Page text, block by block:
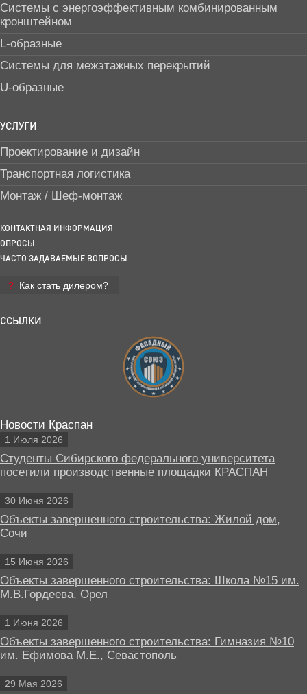
Системы с энергоэффективным комбинированным
кронштейном
L-образные
Системы для межэтажных перекрытий
U-образные
УСЛУГИ
Проектирование и дизайн
Транспортная логистика
Монтаж / Шеф-монтаж
КОНТАКТНАЯ ИНФОРМАЦИЯ
ОПРОСЫ
ЧАСТО ЗАДАВАЕМЫЕ ВОПРОСЫ
Как стать дилером?
ССЫЛКИ
Новости Краспан
1 Июля 2026
Студенты Сибирского федерального университета
посетили производственные площадки КРАСПАН
30 Июня 2026
Объекты завершенного строительства: Жилой дом,
Сочи
15 Июня 2026
Объекты завершенного строительства: Школа №15 им.
М.В.Гордеева, Орел
1 Июня 2026
Объекты завершенного строительства: Гимназия №10
им. Ефимова М.Е., Севастополь
29 Мая 2026